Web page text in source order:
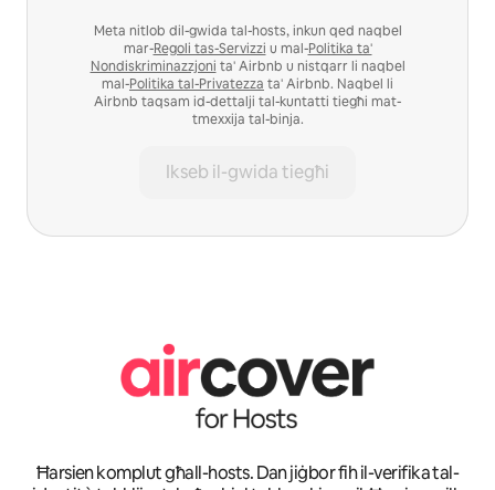
Meta nitlob dil-gwida tal-hosts, inkun qed naqbel
mar-Regoli tas-Servizzi u mal-Politika ta'
Nondiskriminazzjoni ta' Airbnb u nistqarr li naqbel
mal-Politika tal-Privatezza ta' Airbnb. Naqbel li
Airbnb taqsam id-dettalji tal-kuntatti tiegħi mat-
tmexxija tal-binja.
Ikseb il-gwida tiegħi
Ħarsien komplut għall-hosts. Dan jiġbor fih il-verifika tal-